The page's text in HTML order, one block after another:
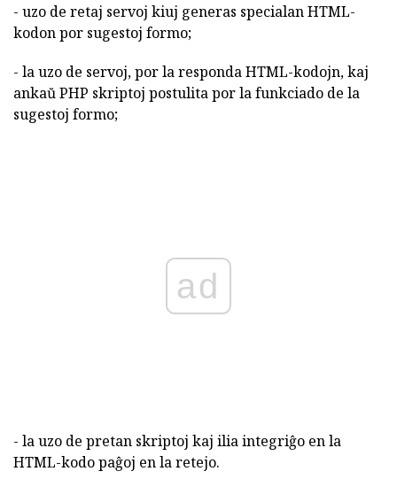
- uzo de retaj servoj kiuj generas specialan HTML-
kodon por sugestoj formo;
- la uzo de servoj, por la responda HTML-kodojn, kaj
ankaŭ PHP skriptoj postulita por la funkciado de la
sugestoj formo;
ad
- la uzo de pretan skriptoj kaj ilia integriĝo en la
HTML-kodo paĝoj en la retejo.